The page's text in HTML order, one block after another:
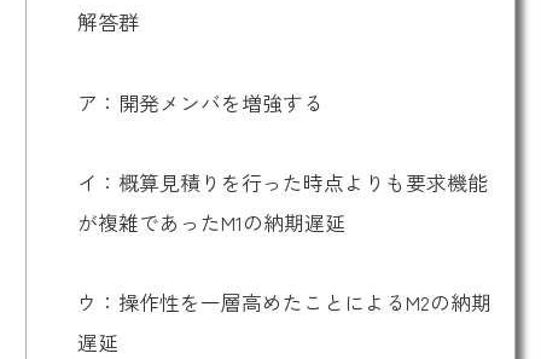
解答群
ア：開発メンバを増強する
イ：概算見積りを行った時点よりも要求機能
が複雑であったM1の納期遅延
ウ：操作性を一層高めたことによるM2の納期
遅延